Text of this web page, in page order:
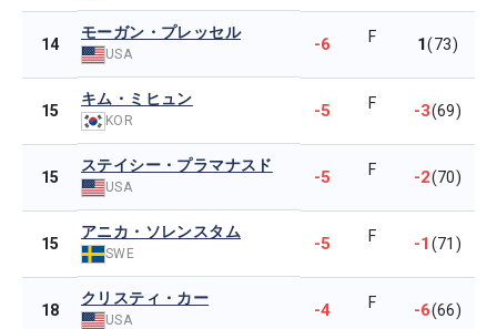
14
モーガン・プレッセル
USA -6 F 1(73)
15
キム・ミヒュン
KOR -5 F -3(69)
15
ステイシー・プラマナスド
USA -5 F -2(70)
15
アニカ・ソレンスタム
SWE -5 F -1(71)
18
クリスティ・カー
USA -4 F -6(66)